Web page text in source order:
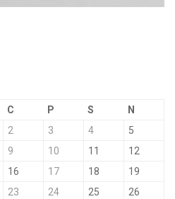
C P S N
2 3 4
5
9 10 11
12
16 17 18
19
23 24 25
26